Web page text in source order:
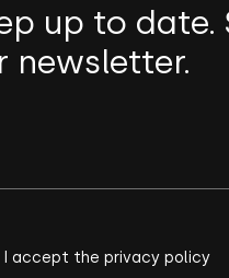
up to date.
newsletter.
I accept the privacy policy